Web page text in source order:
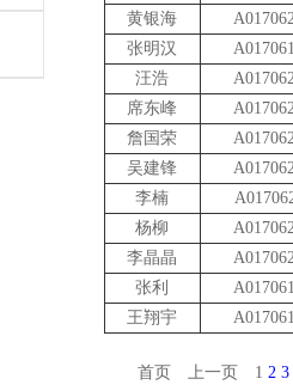
黄银海
张明汉
汪浩
席东峰
詹国荣
吴建锋
李楠
杨柳
李晶晶
张利
王翔宇
首页 上一页 1 2 3